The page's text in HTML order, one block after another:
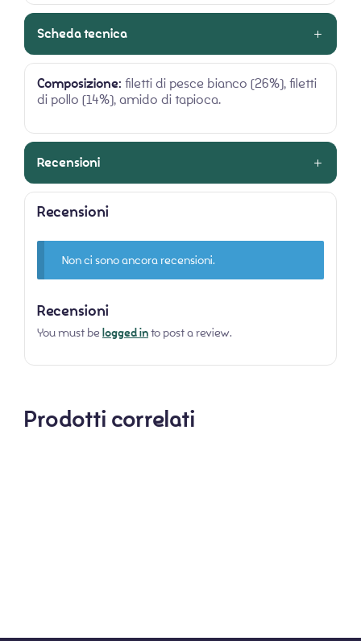
Scheda tecnica
Composizione: filetti di pesce bianco (26%), filetti
di pollo (14%), amido di tapioca.
Recensioni
Recensioni
Non ci sono ancora recensioni.
Recensioni
You must be logged into post a review.
Prodotti correlati